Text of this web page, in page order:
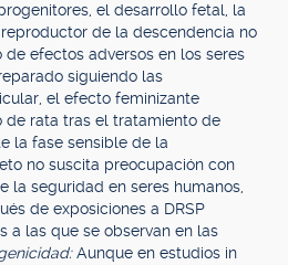
el desarrollo fetal, la
de la descendencia no
efectos adversos en los seres
siguiendo las
el efecto feminizante
de rata tras el tratamiento de
la fase sensible de la
no suscita preocupación con
la seguridad en seres humanos,
de exposiciones a DRSP
a las que se observan en las
Aunque en estudios in